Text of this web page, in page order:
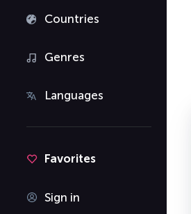
Countries
Genres
Languages
Favorites
Sign in